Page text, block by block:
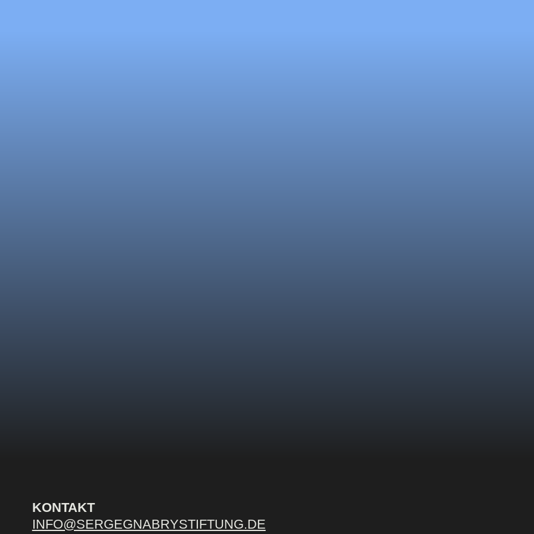
KONTAKT
INFO@SERGEGNABRYSTIFTUNG.DE